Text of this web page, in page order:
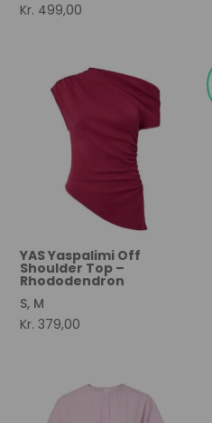
Kr. 499,00
YAS Yaspalimi Off
Shoulder Top –
Rhododendron
S, M
Kr. 379,00